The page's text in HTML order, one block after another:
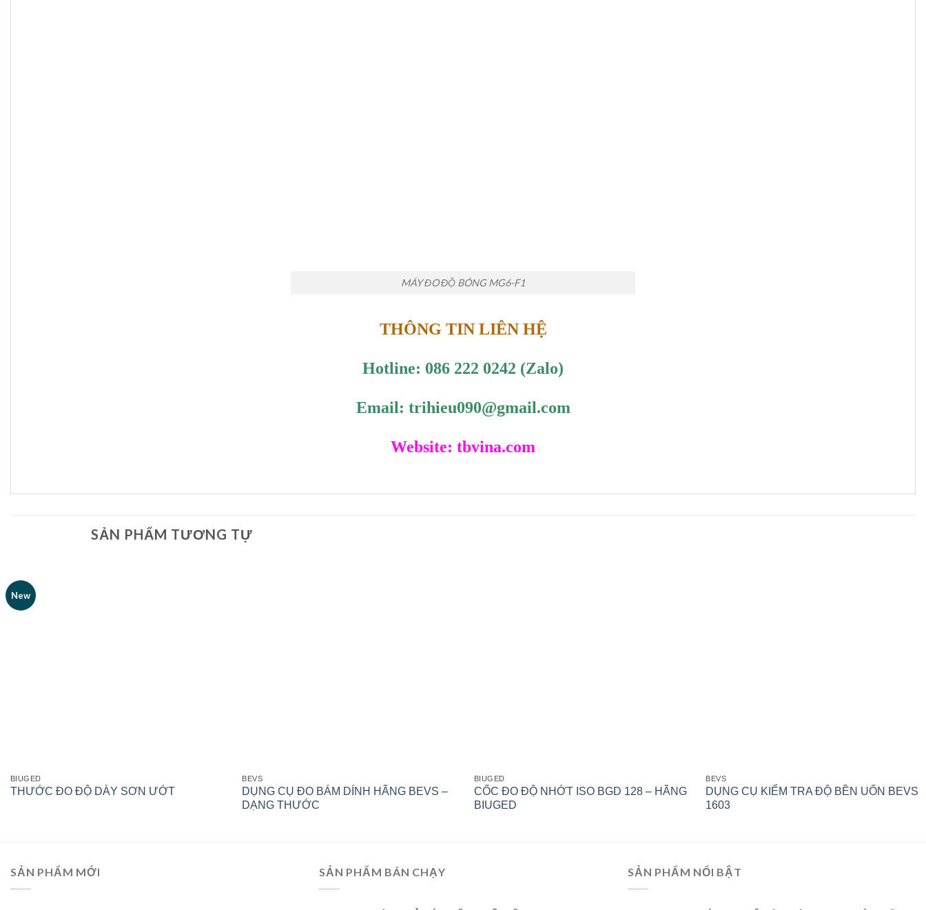
MÁY ĐO ĐỘ BÓNG MG6-F1
THÔNG TIN LIÊN HỆ
Hotline: 086 222 0242 (Zalo)
Email: trihieu090@gmail.com
Website: tbvina.com
SẢN PHẨM TƯƠNG TỰ
New
BIUGED
THƯỚC ĐO ĐỘ DÀY SƠN ƯỚT
BEVS
DỤNG CỤ ĐO BÁM DÍNH HÃNG BEVS –
DẠNG THƯỚC
BIUGED
CỐC ĐO ĐỘ NHỚT ISO BGD 128 – HÃNG
BIUGED
BEVS
DỤNG CỤ KIỂM TRA ĐỘ BỀN UỐN BEVS
1603
SẢN PHẨM MỚI SẢN PHẨM BÁN CHẠY SẢN PHẨM NỔI BẬT